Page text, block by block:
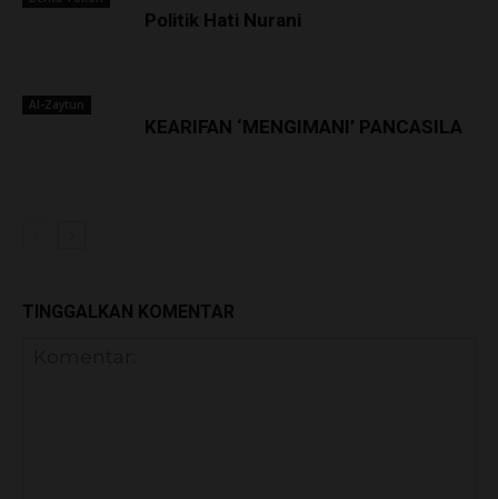
Politik Hati Nurani
Al-Zaytun
KEARIFAN ‘MENGIMANI’ PANCASILA
TINGGALKAN KOMENTAR